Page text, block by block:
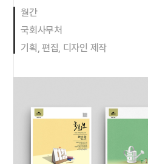
월간
국회사무처
기획, 편집, 디자인 제작